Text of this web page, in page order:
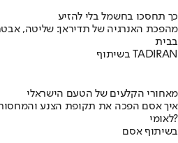
כך תחסכו בחשמל בלי להזיע
מהפכת האנרגיה של תדיראן: שליטה,
בבית
בשיתוף TADIRAN
מאחורי הקלעים של הטעם הישראלי
לאומי?
בשיתוף אסם